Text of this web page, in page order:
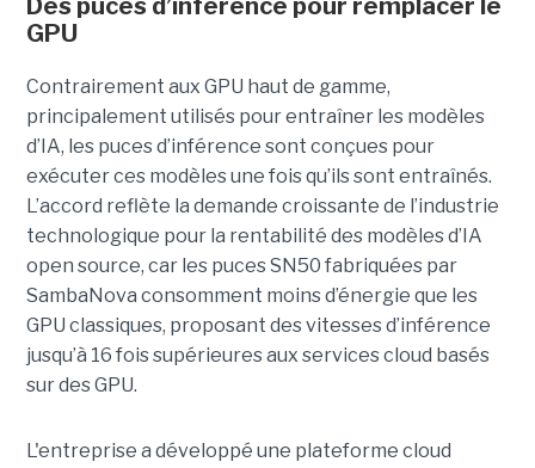
Des puces d’inférence pour remplacer le
GPU
Contrairement aux GPU haut de gamme,
principalement utilisés pour entraîner les modèles
d’IA, les puces d’inférence sont conçues pour
exécuter ces modèles une fois qu’ils sont entraînés.
L’accord reflète la demande croissante de l’industrie
technologique pour la rentabilité des modèles d’IA
open source, car les puces SN50 fabriquées par
SambaNova consomment moins d’énergie que les
GPU classiques, proposant des vitesses d’inférence
jusqu’à 16 fois supérieures aux services cloud basés
sur des GPU.
L'entreprise a développé une plateforme cloud